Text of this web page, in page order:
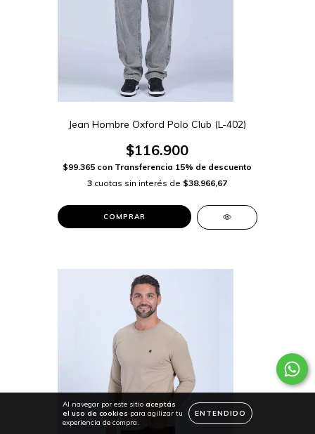
Al navegar por este sitio aceptás
el uso de cookies para agilizar tu
experiencia de compra.
ENTENDIDO
Jean Hombre Oxford Polo Club (L-402)
$116.900
$99.365 con Transferencia 15% de descuento
3 cuotas sin interés de $38.966,67
COMPRAR